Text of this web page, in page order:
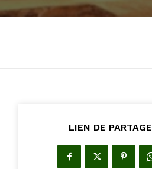
LIEN DE PARTAGE